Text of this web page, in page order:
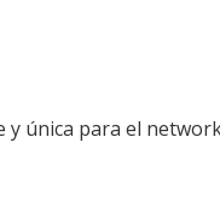
única para el